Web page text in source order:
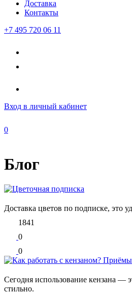
Доставка
Контакты
+7 495 720 06 11
Вход в личный кабинет
0
Блог
Доставка цветов по подписке, это
1841
0
0
Сегодня использование кензана —
стильно.